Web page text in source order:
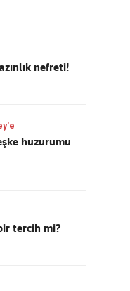
nefreti!
huzurumu
tercih mi?